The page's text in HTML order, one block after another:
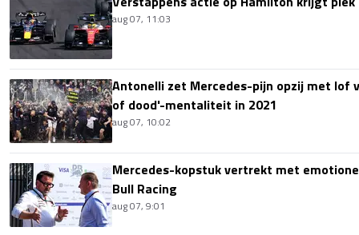
aug 07, 11:03
Antonelli zet Mercedes-pijn opzij met lof
of dood'-mentaliteit in 2021
aug 07, 10:02
Mercedes-kopstuk vertrekt met
Bull Racing
aug 07, 9:01